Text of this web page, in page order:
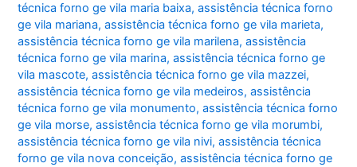
técnica forno ge vila maria baixa,assistência técnica forno
ge vila mariana,assistência técnica forno ge vila marieta,
assistência técnica forno ge vila marilena,assistência
técnica forno ge vila marina,assistência técnica forno ge
vila mascote,assistência técnica forno ge vila mazzei,
assistência técnica forno ge vila medeiros,assistência
técnica forno ge vila monumento,assistência técnica forno
ge vila morse,assistência técnica forno ge vila morumbi,
assistência técnica forno ge vila nivi,assistência técnica
forno ge vila nova conceição,assistência técnica forno ge